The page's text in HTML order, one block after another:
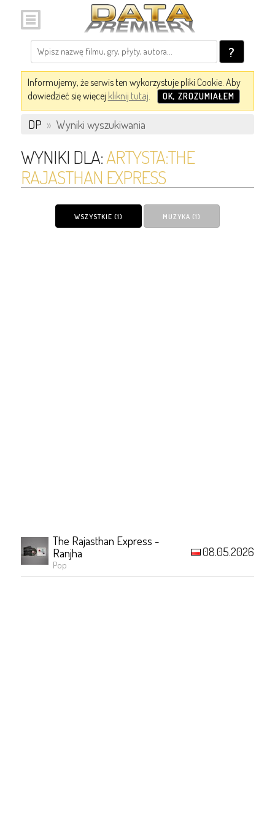
?
Informujemy, że serwis ten wykorzystuje pliki Cookie. Aby
dowiedzieć się więcej kliknij tutaj. OK, ZROZUMIAŁEM
DP » Wyniki wyszukiwania
WYNIKI DLA:ARTYSTA:THE
RAJASTHAN EXPRESS
WSZYSTKIE (1) MUZYKA (1)
The Rajasthan Express -
Ranjha
Pop
08.05.2026